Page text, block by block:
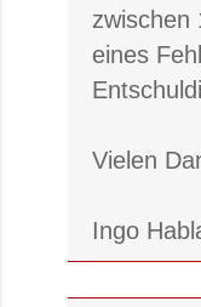
zwischen
eines
Vielen
Ingo